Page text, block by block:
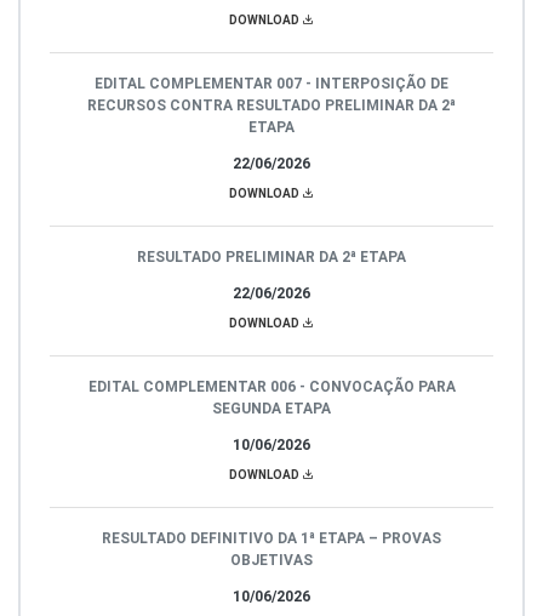
DOWNLOAD
22/06/2026
EDITAL COMPLEMENTAR 007 - INTERPOSIÇÃO DE
RECURSOS CONTRA RESULTADO PRELIMINAR DA 2ª
ETAPA
DOWNLOAD
22/06/2026
RESULTADO PRELIMINAR DA 2ª ETAPA
DOWNLOAD
10/06/2026
EDITAL COMPLEMENTAR 006 - CONVOCAÇÃO PARA
SEGUNDA ETAPA
DOWNLOAD
10/06/2026
RESULTADO DEFINITIVO DA 1ª ETAPA – PROVAS
OBJETIVAS